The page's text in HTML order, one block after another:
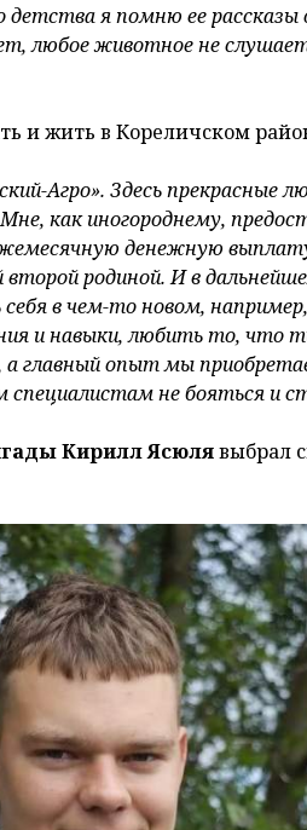
я помню ее рассказы
любое животное не
и жить в Кореличском
Агро». Здесь прекрасные
как иногороднему,
денежную
родиной. И в
в чем-то новом,
и навыки, любить то, что
а главный опыт мы
не бояться и
Кирилл Ясюлявыбрал